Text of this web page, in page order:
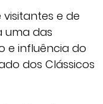
e de
uma das
e influência do
dos Clássicos